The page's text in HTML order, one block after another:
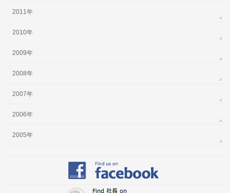
2011年
2010年
2009年
2008年
2007年
2006年
2005年